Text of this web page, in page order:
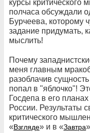
курсы
полчаса обсуждали
Бурчеева, которому
задание придумать,
мыслить!
Почему
меня главным
разоблачив
попал в "яблочко"!
Госдепа в его
России. Результаты
критического
«Взгляде» и в «Завтра